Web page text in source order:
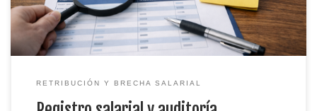
RETRIBUCIÓN Y BRECHA SALARIAL